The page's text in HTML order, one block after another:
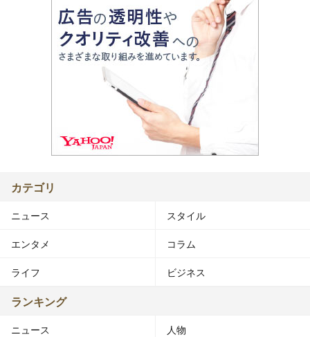
カテゴリ
ニュース スタイル
エンタメ コラム
ライフ ビジネス
ランキング
ニュース 人物